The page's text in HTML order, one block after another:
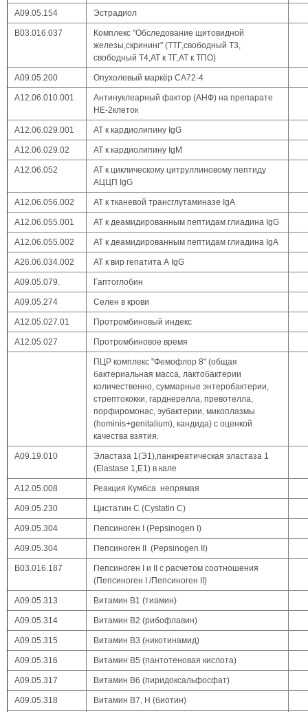
А09.05.154 Эстрадиол
В03.016.037
Комплекс "Обследование щитовидной
железы,скрининг" (ТТГ,свободный Т3,
свободный Т4,АТ к ТГ,АТ к ТПО)
А09.05.200 Опухолевый маркёр СА72-4
А12.06.010.001
Антинуклеарный фактор (АНФ) на препарате
НЕ-2клеток
А12.06.029.001 АТ к кардиолипину IgG
А12.06.029.02 АТ к кардиолипину IgМ
А12.06.052
АТ к циклическому цитруллиновому пептиду
АЦЦП IgG
А12.06.056.002 АТ к тканевой трансглутаминазе IgА
А12.06.055.001 АТ к деамидированным пептидам глиадина IgG
А12.06.055.002 АТ к деамидированным пептидам глиадина IgA
А26.06.034.002 АТ к вир гепатита А IgG
А09.05.079. Гаптоглобин
А09.05.274 Селен в крови
А12.05.027.01 Протромбиновый индекс
А12.05.027 Протромбиновое время
ПЦР комплекс "Фемофлор 8" (общая
бактериальная масса, лактобактерии
количественно, суммарные энтеробактерии,
стрептококки, гарднерелла, превотелла,
порфиромонас, эубактерии, микоплазмы
(hominis+genitalium), кандида) с оценкой
качества взятия.
А09.19.010
Эластаза 1(Э1),панкреатическая эластаза 1
(Elastase 1,Е1) в кале
А12.05.008 Реакция Кумбса непрямая
А09.05.230 Цистатин С (Cystatin C)
А09.05.304 Пепсиноген I (Pepsinogen I)
А09.05.304 Пепсиноген II (Pepsinogen II)
В03.016.187
Пепсиноген I и II с расчетом соотношения
(Пепсиноген I /Пепсиноген II)
А09.05.313 Витамин В1 (тиамин)
А09.05.314 Витамин В2 (рибофлавин)
А09.05.315 Витамин В3 (никотинамид)
А09.05.316 Витамин В5 (пантотеновая кислота)
А09.05.317 Витамин В6 (пиридоксальфосфат)
А09.05.318 Витамин В7, Н (биотин)